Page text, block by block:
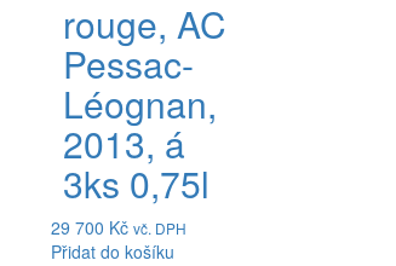
rouge, AC
Pessac-
Léognan,
2013, á
3ks 0,75l
29 700 Kč vč. DPH
Přidat do košíku